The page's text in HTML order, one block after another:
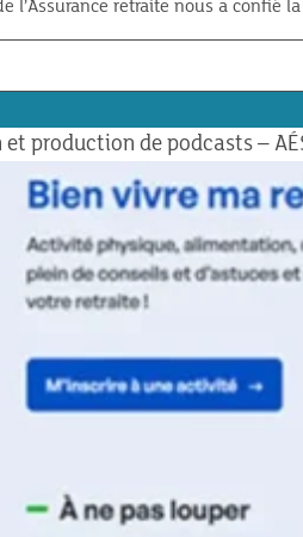
l’Assurance retraite nous a
et production de podcasts –